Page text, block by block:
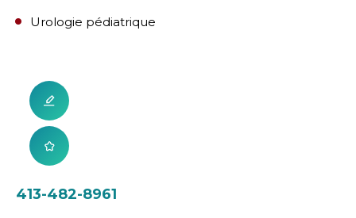
Urologie pédiatrique
413-482-8961